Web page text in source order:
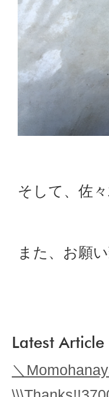
そして、佐
また、お願
Latest Article
＼